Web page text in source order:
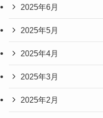
2025年6月
2025年5月
2025年4月
2025年3月
2025年2月